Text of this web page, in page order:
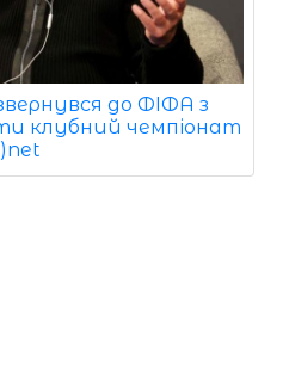
до ФІФА з
клубний чемпіонат